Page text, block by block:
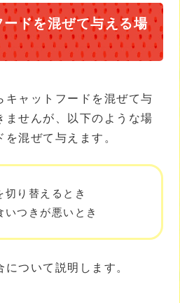
ドを混ぜて与える場
キャットフードを混ぜて与
ませんが、以下のような場
混ぜて与えます。
切り替えるとき
いつきが悪いとき
ついて説明します。